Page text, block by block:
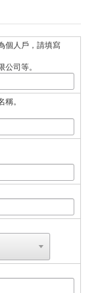
個人戶，請填寫
公司等。
稱。